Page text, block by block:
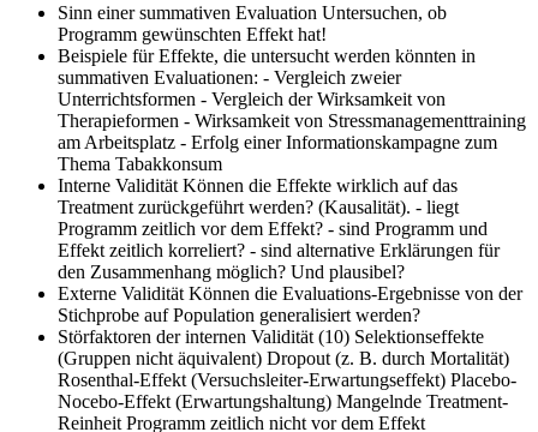
Sinn einer summativen Evaluation Untersuchen, ob
Programm gewünschten Effekt hat!
Beispiele für Effekte, die untersucht werden könnten in
summativen Evaluationen: - Vergleich zweier
Unterrichtsformen - Vergleich der Wirksamkeit von
Therapieformen - Wirksamkeit von Stressmanagementtraining
am Arbeitsplatz - Erfolg einer Informationskampagne zum
Thema Tabakkonsum
Interne Validität Können die Effekte wirklich auf das
Treatment zurückgeführt werden? (Kausalität). - liegt
Programm zeitlich vor dem Effekt? - sind Programm und
Effekt zeitlich korreliert? - sind alternative Erklärungen für
den Zusammenhang möglich? Und plausibel?
Externe Validität Können die Evaluations-Ergebnisse von der
Stichprobe auf Population generalisiert werden?
Störfaktoren der internen Validität (10) Selektionseffekte
(Gruppen nicht äquivalent) Dropout (z. B. durch Mortalität)
Rosenthal-Effekt (Versuchsleiter-Erwartungseffekt) Placebo-
Nocebo-Effekt (Erwartungshaltung) Mangelnde Treatment-
Reinheit Programm zeitlich nicht vor dem Effekt